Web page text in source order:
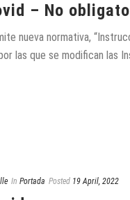
– No
nueva normativa,
las que se modifican las
In Portada Posted 19 April, 2022